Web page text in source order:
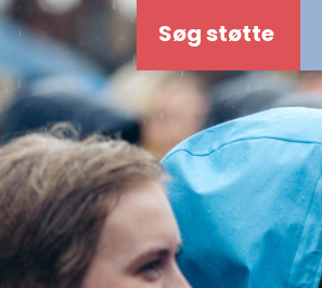
Søg støtte